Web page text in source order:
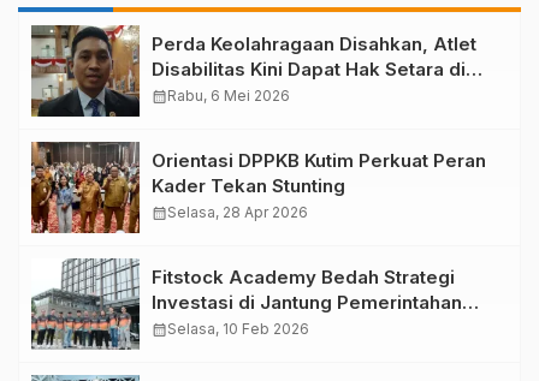
Perda Keolahragaan Disahkan, Atlet
Disabilitas Kini Dapat Hak Setara di
Kutim
calendar_monthRabu, 6 Mei 2026
Orientasi DPPKB Kutim Perkuat Peran
Kader Tekan Stunting
calendar_monthSelasa, 28 Apr 2026
Fitstock Academy Bedah Strategi
Investasi di Jantung Pemerintahan
Baru: Mengupas Prospek Saham dari
calendar_monthSelasa, 10 Feb 2026